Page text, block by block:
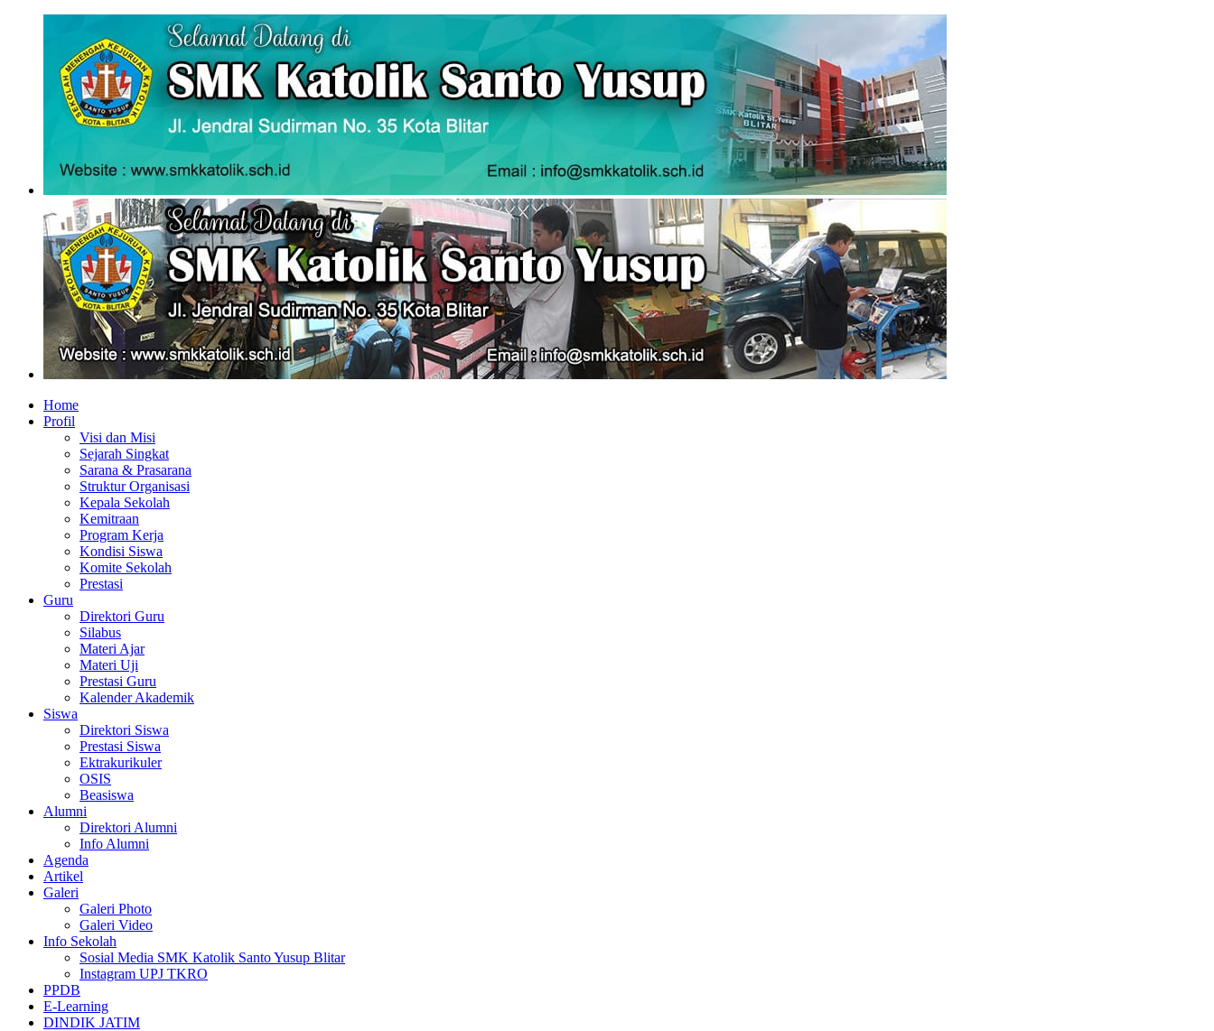
Home
Profil
Visi dan Misi
Sejarah Singkat
Sarana & Prasarana
Struktur Organisasi
Kepala Sekolah
Kemitraan
Program Kerja
Kondisi Siswa
Komite Sekolah
Prestasi
Guru
Direktori Guru
Silabus
Materi Ajar
Materi Uji
Prestasi Guru
Kalender Akademik
Siswa
Direktori Siswa
Prestasi Siswa
Ektrakurikuler
OSIS
Beasiswa
Alumni
Direktori Alumni
Info Alumni
Agenda
Artikel
Galeri
Galeri Photo
Galeri Video
Info Sekolah
Sosial Media SMK Katolik Santo Yusup Blitar
Instagram UPJ TKRO
PPDB
E-Learning
DINDIK JATIM